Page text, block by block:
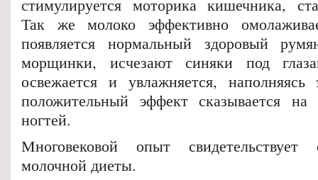
стимулируется моторика кишечника,
Так же молоко эффективно
появляется нормальный здоровый
морщинки, исчезают синяки под
освежается и увлажняется,
положительный эффект сказывается
ногтей.
Многовековой опыт свидетельствует
молочной диеты.